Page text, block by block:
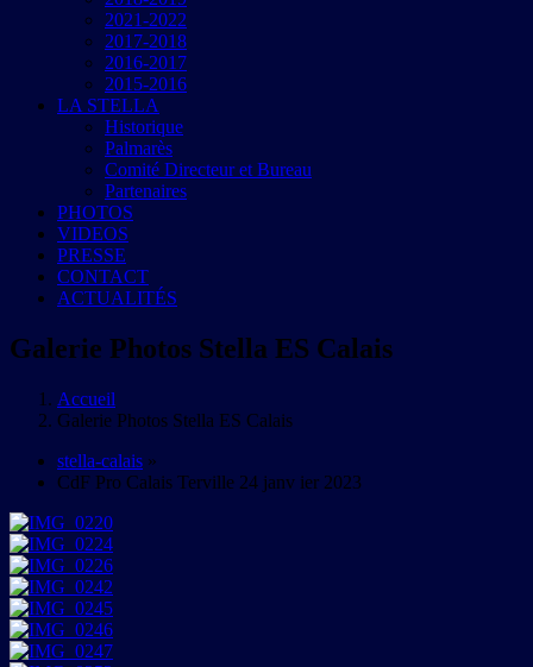
2021-2022
2017-2018
2016-2017
2015-2016
LA STELLA
Historique
Palmarès
Comité Directeur et Bureau
Partenaires
PHOTOS
VIDEOS
PRESSE
CONTACT
ACTUALITÉS
Galerie Photos Stella ES Calais
Accueil
Galerie Photos Stella ES Calais
stella-calais »
CdF Pro Calais Terville 24 janv ier 2023